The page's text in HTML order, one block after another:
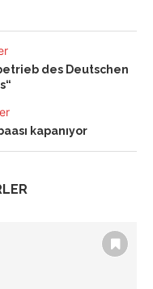
des Deutschen
kapanıyor